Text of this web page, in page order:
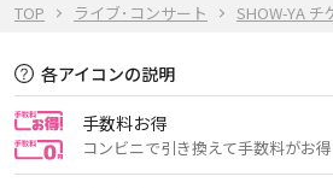
TOP ライブ･コンサート SHOW-YA チ
各アイコンの説明
手数料お得
コンビニで引き換えて手数料がお得